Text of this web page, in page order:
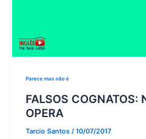
Parece mas não é
FALSOS COGNATOS:
OPERA
Tarcio Santos / 10/07/2017